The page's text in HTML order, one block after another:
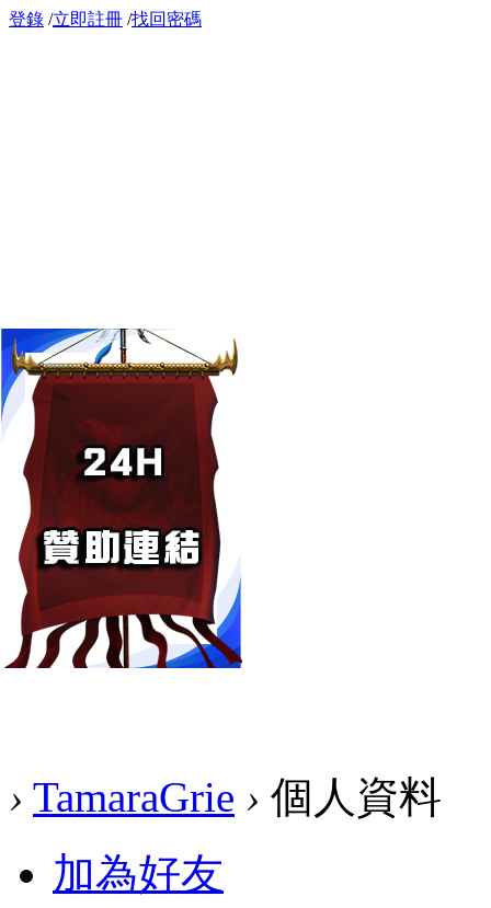
登錄 /立即註冊 /找回密碼
› TamaraGrie › 個人資料
加為好友